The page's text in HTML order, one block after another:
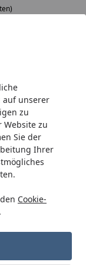
auf unserer
zu
zu
Sie der
Ihrer
Cookie-
28 mm
mit
mm